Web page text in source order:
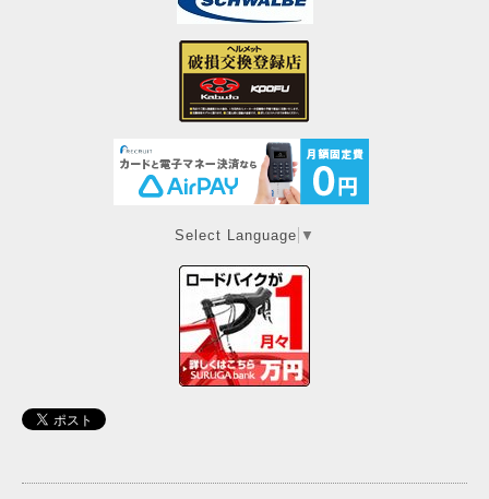
Select Language ▼